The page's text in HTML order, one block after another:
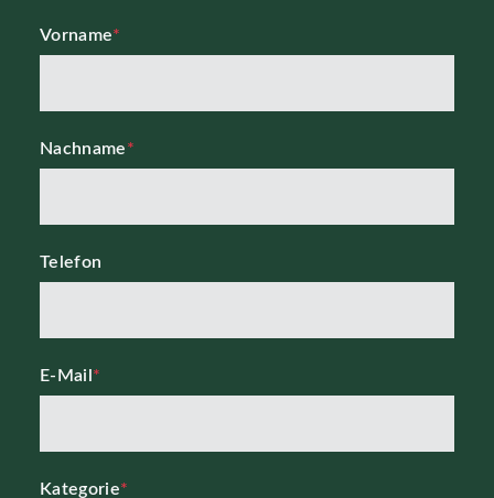
Vorname*
Nachname*
Telefon
E-Mail *
Kategorie*